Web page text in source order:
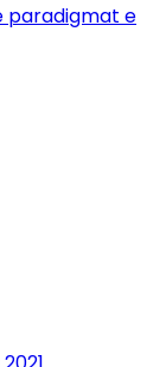
paradigmat e